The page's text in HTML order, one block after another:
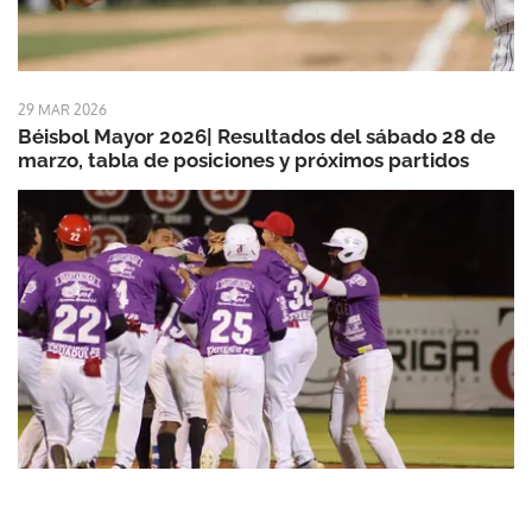
29 MAR 2026
Béisbol Mayor 2026| Resultados del sábado 28 de
marzo, tabla de posiciones y próximos partidos